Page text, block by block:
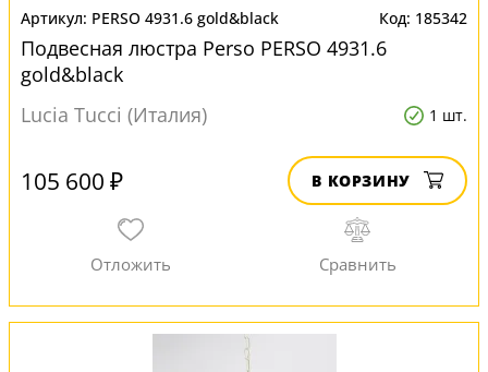
PERSO 4931.6 gold&black 185342
Подвесная люстра Perso PERSO 4931.6
gold&black
Lucia Tucci (Италия)
1 шт.
105 600 ₽ В КОРЗИНУ